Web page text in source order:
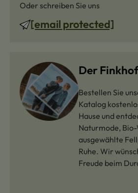
Oder schreiben Sie uns
[email protected]
Der
Bestellen Sie
Katalog
Hause und
Naturmode,
ausgewählte
Ruhe. Wir
Freude beim